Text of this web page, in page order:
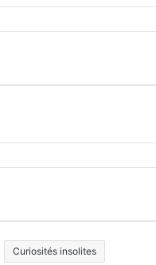
Curiosités insolites